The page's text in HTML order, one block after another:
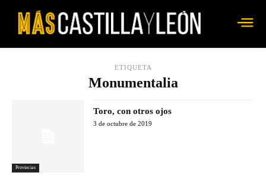
ETIQUETA
Monumentalia
Provincias
Toro, con otros ojos
3 de octubre de 2019